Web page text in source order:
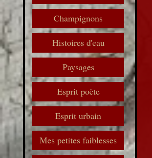
Champignons
Histoires d'eau
Paysages
Esprit poète
Esprit urbain
Mes petites faiblesses